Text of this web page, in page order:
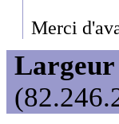
Merci
Largeur